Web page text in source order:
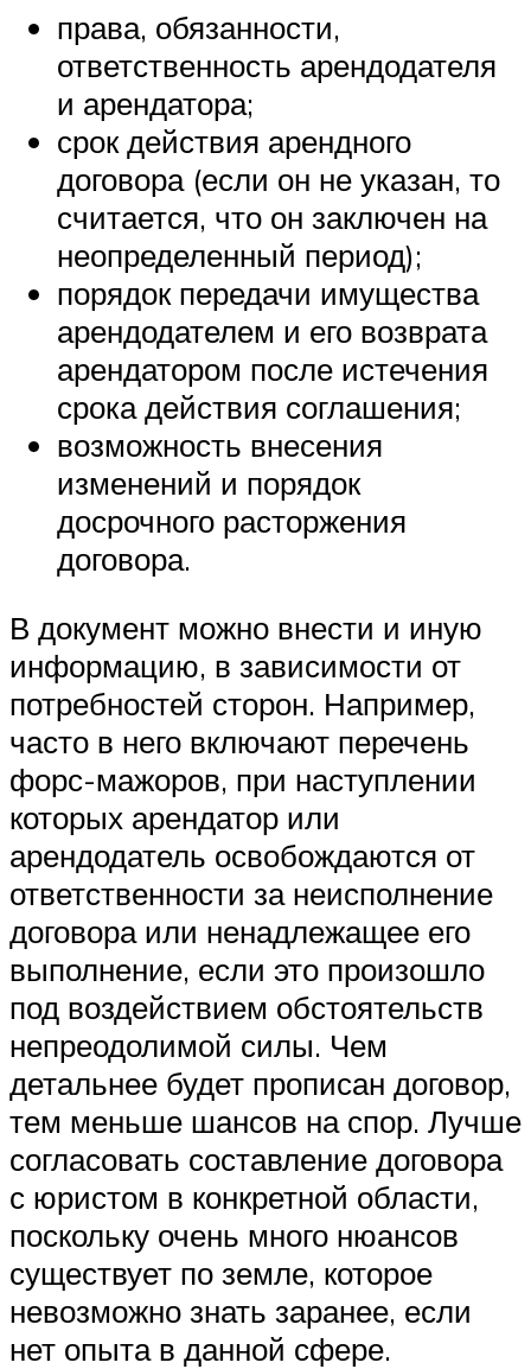
права, обязанности,
ответственность арендодателя
и арендатора;
срок действия арендного
договора (если он не указан, то
считается, что он заключен на
неопределенный период);
порядок передачи имущества
арендодателем и его возврата
арендатором после истечения
срока действия соглашения;
возможность внесения
изменений и порядок
досрочного расторжения
договора.
В документ можно внести и иную
информацию, в зависимости от
потребностей сторон. Например,
часто в него включают перечень
форс-мажоров, при наступлении
которых арендатор или
арендодатель освобождаются от
ответственности за неисполнение
договора или ненадлежащее его
выполнение, если это произошло
под воздействием обстоятельств
непреодолимой силы. Чем
детальнее будет прописан договор,
тем меньше шансов на спор. Лучше
согласовать составление договора
с юристом в конкретной области,
поскольку очень много нюансов
существует по земле, которое
невозможно знать заранее, если
нет опыта в данной сфере.